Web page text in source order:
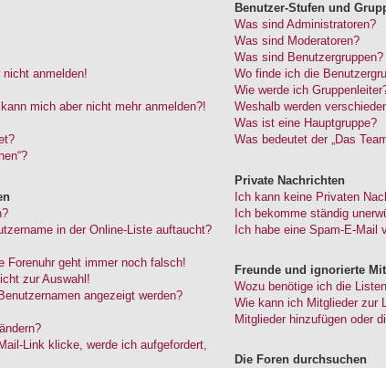
anmelden!
mich aber nicht mehr anmelden?!
in der Online-Liste auftaucht?
Forenuhr geht immer noch falsch!
zur Auswahl!
angezeigt werden?
Link klicke, werde ich aufgefordert,
Benutzer-Stufen und
Was sind Administratoren?
Was sind Moderatoren?
Was sind Benutzergruppen?
Wo finde ich die
Wie werde ich
Weshalb werden
Was ist eine Hauptgruppe?
Was bedeutet der „Das
Private Nachrichten
Ich kann keine Privaten
Ich bekomme ständig
Ich habe eine Spam-E-Mail
Freunde und ignorierte
Wozu benötige ich die
Wie kann ich Mitglieder zur
Mitglieder hinzufügen oder
Die Foren durchsuchen